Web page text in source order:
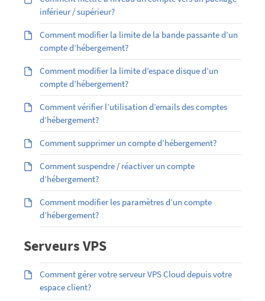
inférieur / supérieur?
Comment modifier la limite de la bande passante d’un
compte d’hébergement?
Comment modifier la limite d’espace disque d’un
compte d’hébergement?
Comment vérifier l’utilisation d’emails des comptes
d’hébergement?
Comment supprimer un compte d’hébergement?
Comment suspendre / réactiver un compte
d’hébergement?
Comment modifier les paramètres d’un compte
d’hébergement?
Serveurs VPS
Comment gérer votre serveur VPS Cloud depuis votre
espace client?